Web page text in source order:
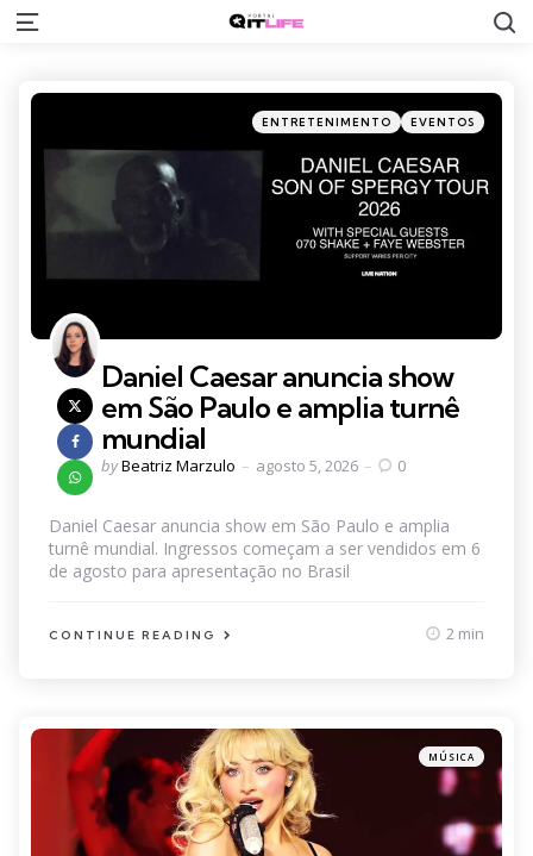
Menu
Categories
Posted
in
ENTRETENIMENTO EVENTOS
Daniel Caesar anuncia show
em São Paulo e amplia turnê
mundial
Posted
byBeatriz Marzulo agosto 5, 2026 0
Daniel Caesar anuncia show em São Paulo e amplia
turnê mundial. Ingressos começam a ser vendidos em 6
de agosto para apresentação no Brasil
CONTINUE READING 2 min
MÚSICA